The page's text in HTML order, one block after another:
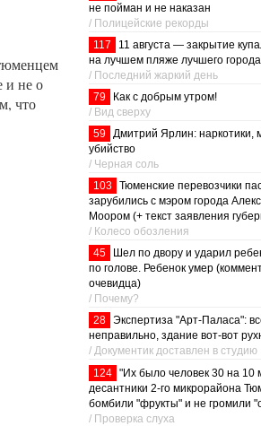
и не о
что
не пойман и не наказан
/ Полицейские рекорды
117
11 августа — закрытие
на лучшем пляже лучшего
/ Последний жаркий день
79
Как с добрым утром!
/ Вид сверху
59 Дмитрий Ярлин: наркотики,
убийство
/ Черная соль
103 Тюменские перевозчики
зарубились с мэром города
Моором (+ текст заявления
/ Колесо обозления
45
Шел по двору и ударил
по голове. Ребенок умер
очевидца)
/ Почему?
28 Экспертиза "Арт-Паласа":
неправильно, здание вот-вот
/ Документик доставлен в студию
124 "Их было человек 30 на
десантники 2-го микрорайона
бомбили "фрукты" и не громили
/ Проверка слуха